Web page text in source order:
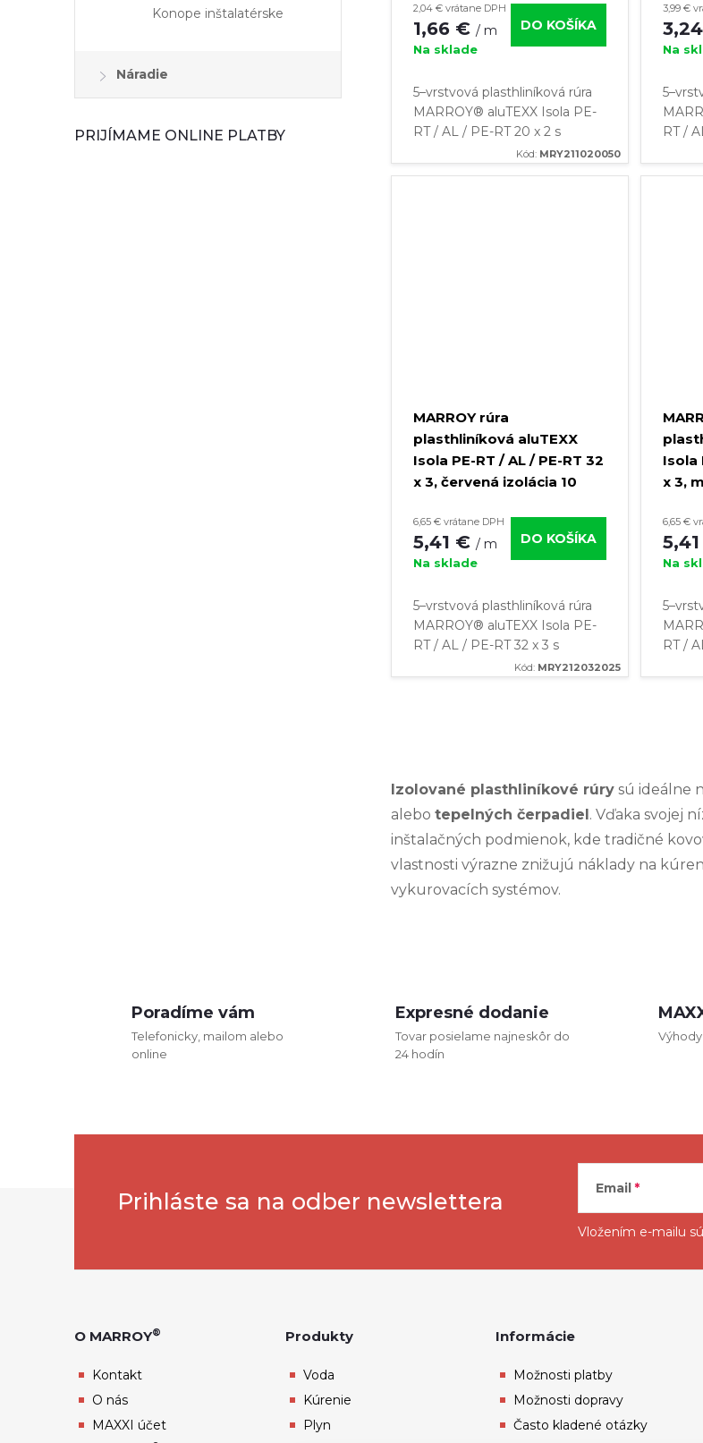
Konope inštalatérske
Náradie
PRIJÍMAME ONLINE PLATBY
2,04 € vrátane DPH
1,66 € / m
Na sklade
DO KOŠÍKA
5–vrstvová plasthliníková rúra
MARROY® aluTEXX Isola PE-
RT / AL / PE-RT 20 x 2 s
modrou tepelnou izoláciou o
Kód: MRY211020050
3,99 €
Na
RT /
MARROY rúra
plasthliníková aluTEXX
Isola PE-RT / AL / PE-RT 32
x 3, červená izolácia 10
6,65 € vrátane DPH
5,41 € / m
Na sklade
DO KOŠÍKA
5–vrstvová plasthliníková rúra
MARROY® aluTEXX Isola PE-
RT / AL / PE-RT 32 x 3 s
červenou tepelnou izoláciou o
Kód: MRY212032025
Isola
x 3,
6,65 €
Na
RT /
v
l
á
d
e
p
v
y
ý
Izolované plasthliníkové rúry sú ideálne
alebo tepelných čerpadiel. Vďaka svojej
inštalačných podmienok, kde tradičné
vlastnosti výrazne znižujú náklady na
vykurovacích systémov.
Poradíme vám
Telefonicky, mailom alebo
online
Expresné dodanie
Tovar posielame najneskôr do
24 hodín
Prihláste sa na odber newslettera
Email
Vložením e-mailu
O MARROY®
Kontakt
O nás
MAXXI účet
Produkty
Voda
Kúrenie
Plyn
Informácie
Možnosti platby
Možnosti dopravy
Často kladené otázky